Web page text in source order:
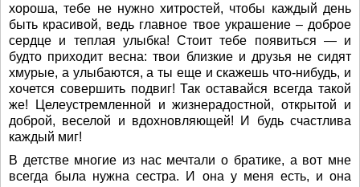
хороша, тебе не нужно хитростей, чтобы каждый день
быть красивой, ведь главное твое украшение – доброе
сердце и теплая улыбка! Стоит тебе появиться — и
будто приходит весна: твои близкие и друзья не сидят
хмурые, а улыбаются, а ты еще и скажешь что-нибудь, и
хочется совершить подвиг! Так оставайся всегда такой
же! Целеустремленной и жизнерадостной, открытой и
доброй, веселой и вдохновляющей! И будь счастлива
каждый миг!
В детстве многие из нас мечтали о братике, а вот мне
всегда была нужна сестра. И она у меня есть, и она